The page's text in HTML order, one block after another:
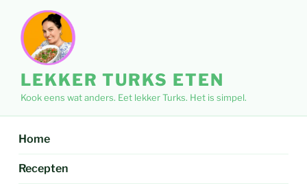
inhoud
LEKKER TURKS ETEN
Kook eens wat anders. Eet lekker Turks. Het is simpel.
Home
Recepten